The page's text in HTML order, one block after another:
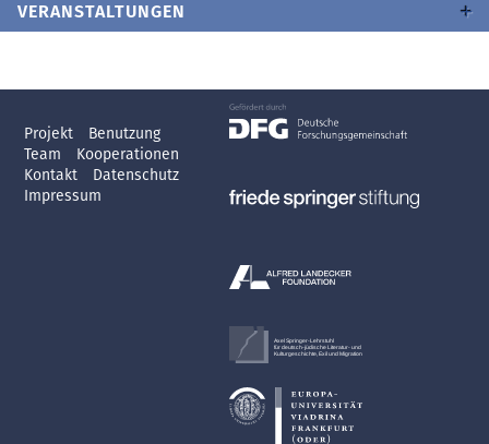
VERANSTALTUNGEN
Projekt
Benutzung
Team
Kooperationen
Kontakt
Datenschutz
Impressum
Axel Springer-Lehrstuhl
für deutsch-jüdische Literatur- und
Kulturgeschichte, Exil und Migration